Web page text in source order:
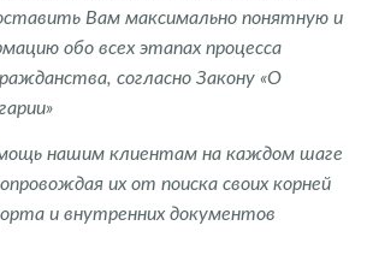
Вам максимально понятную и
обо всех этапах процесса
согласно Закону «О
нашим клиентам на каждом шаге
их от поиска своих корней
и внутренних документов